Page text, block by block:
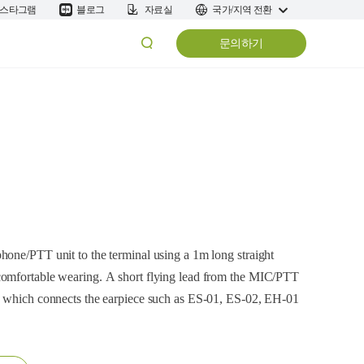
타그램 블로그 자료실 국가/지역 전환
문의하기
PTT unit to the terminal using a 1m long straight
wearing. A short flying lead from the MIC/PTT
connects the earpiece such as ES-01, ES-02, EH-01